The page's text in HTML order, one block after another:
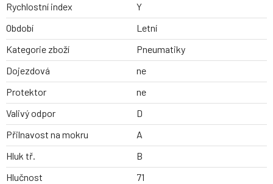
Rychlostní index
Y
Období
Letní
Kategorie zboží
Pneumatiky
Dojezdová
ne
Protektor
ne
Valivý odpor
D
Přilnavost na mokru
A
Hluk tř.
B
Hlučnost
71